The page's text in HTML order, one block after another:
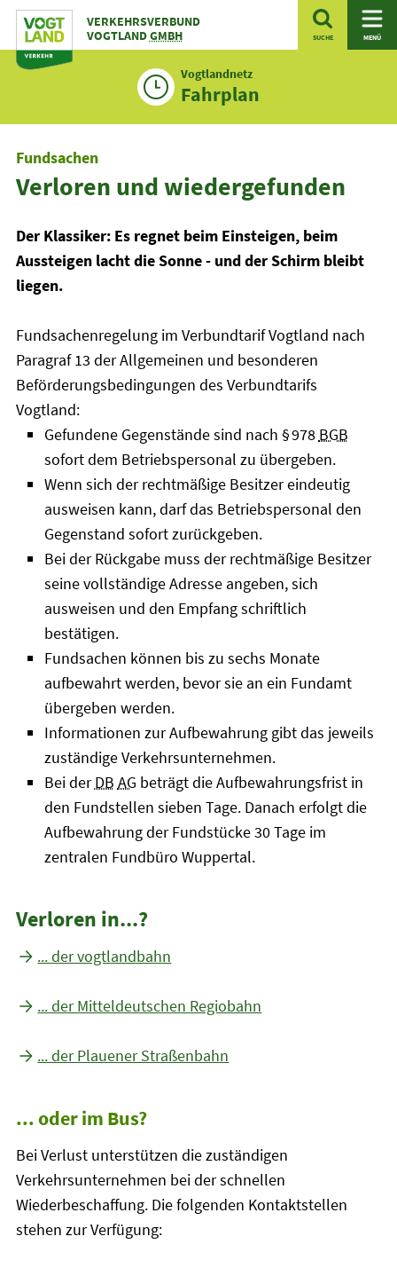
Zum
Inhalt
VERKEHRSVERBUND
VOGTLANDGMBH SUCHE MENÜ
Vogtlandnetz
Fahrplan
Fundsachen
Verloren und wiedergefunden
Der Klassiker: Es regnet beim Einsteigen, beim
Aussteigen lacht die Sonne - und der Schirm bleibt
liegen.
Fundsachenregelung im Verbundtarif Vogtland nach
Paragraf 13 der Allgemeinen und besonderen
Beförderungsbedingungen des Verbundtarifs
Vogtland:
Gefundene Gegenstände sind nach § 978 BGB
sofort dem Betriebspersonal zu übergeben.
Wenn sich der rechtmäßige Besitzer eindeutig
ausweisen kann, darf das Betriebspersonal den
Gegenstand sofort zurückgeben.
Bei der Rückgabe muss der rechtmäßige Besitzer
seine vollständige Adresse angeben, sich
ausweisen und den Empfang schriftlich
bestätigen.
Fundsachen können bis zu sechs Monate
aufbewahrt werden, bevor sie an ein Fundamt
übergeben werden.
Informationen zur Aufbewahrung gibt das jeweils
zuständige Verkehrsunternehmen.
Bei derDB AG beträgt die Aufbewahrungsfrist in
den Fundstellen sieben Tage. Danach erfolgt die
Aufbewahrung der Fundstücke 30 Tage im
zentralen Fundbüro Wuppertal.
Verloren in...?
... der vogtlandbahn
... der Mitteldeutschen Regiobahn
... der Plauener Straßenbahn
... oder im Bus?
Bei Verlust unterstützen die zuständigen
Verkehrsunternehmen bei der schnellen
Wiederbeschaffung. Die folgenden Kontaktstellen
stehen zur Verfügung: